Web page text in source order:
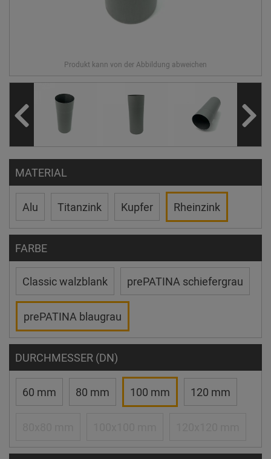
MATERIAL
Alu Titanzink Kupfer Rheinzink
FARBE
Classic walzblank prePATINA schiefergrau
prePATINA blaugrau
DURCHMESSER (DN)
60 mm 80 mm 100 mm 120 mm